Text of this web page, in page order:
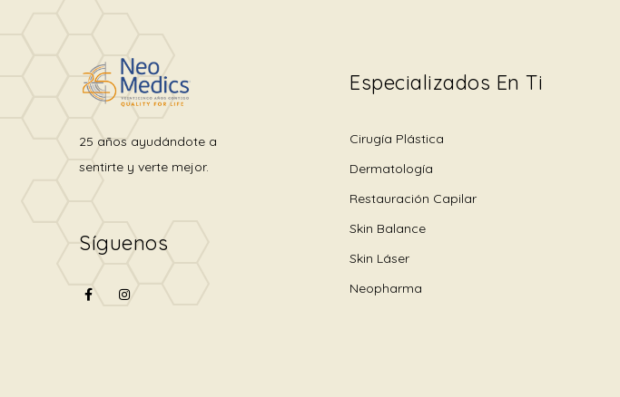
25 años ayudándote a
sentirte y verte mejor.
Síguenos
Especializados En Ti
Cirugía Plástica
Dermatología
Restauración Capilar
Skin Balance
Skin Láser
Neopharma